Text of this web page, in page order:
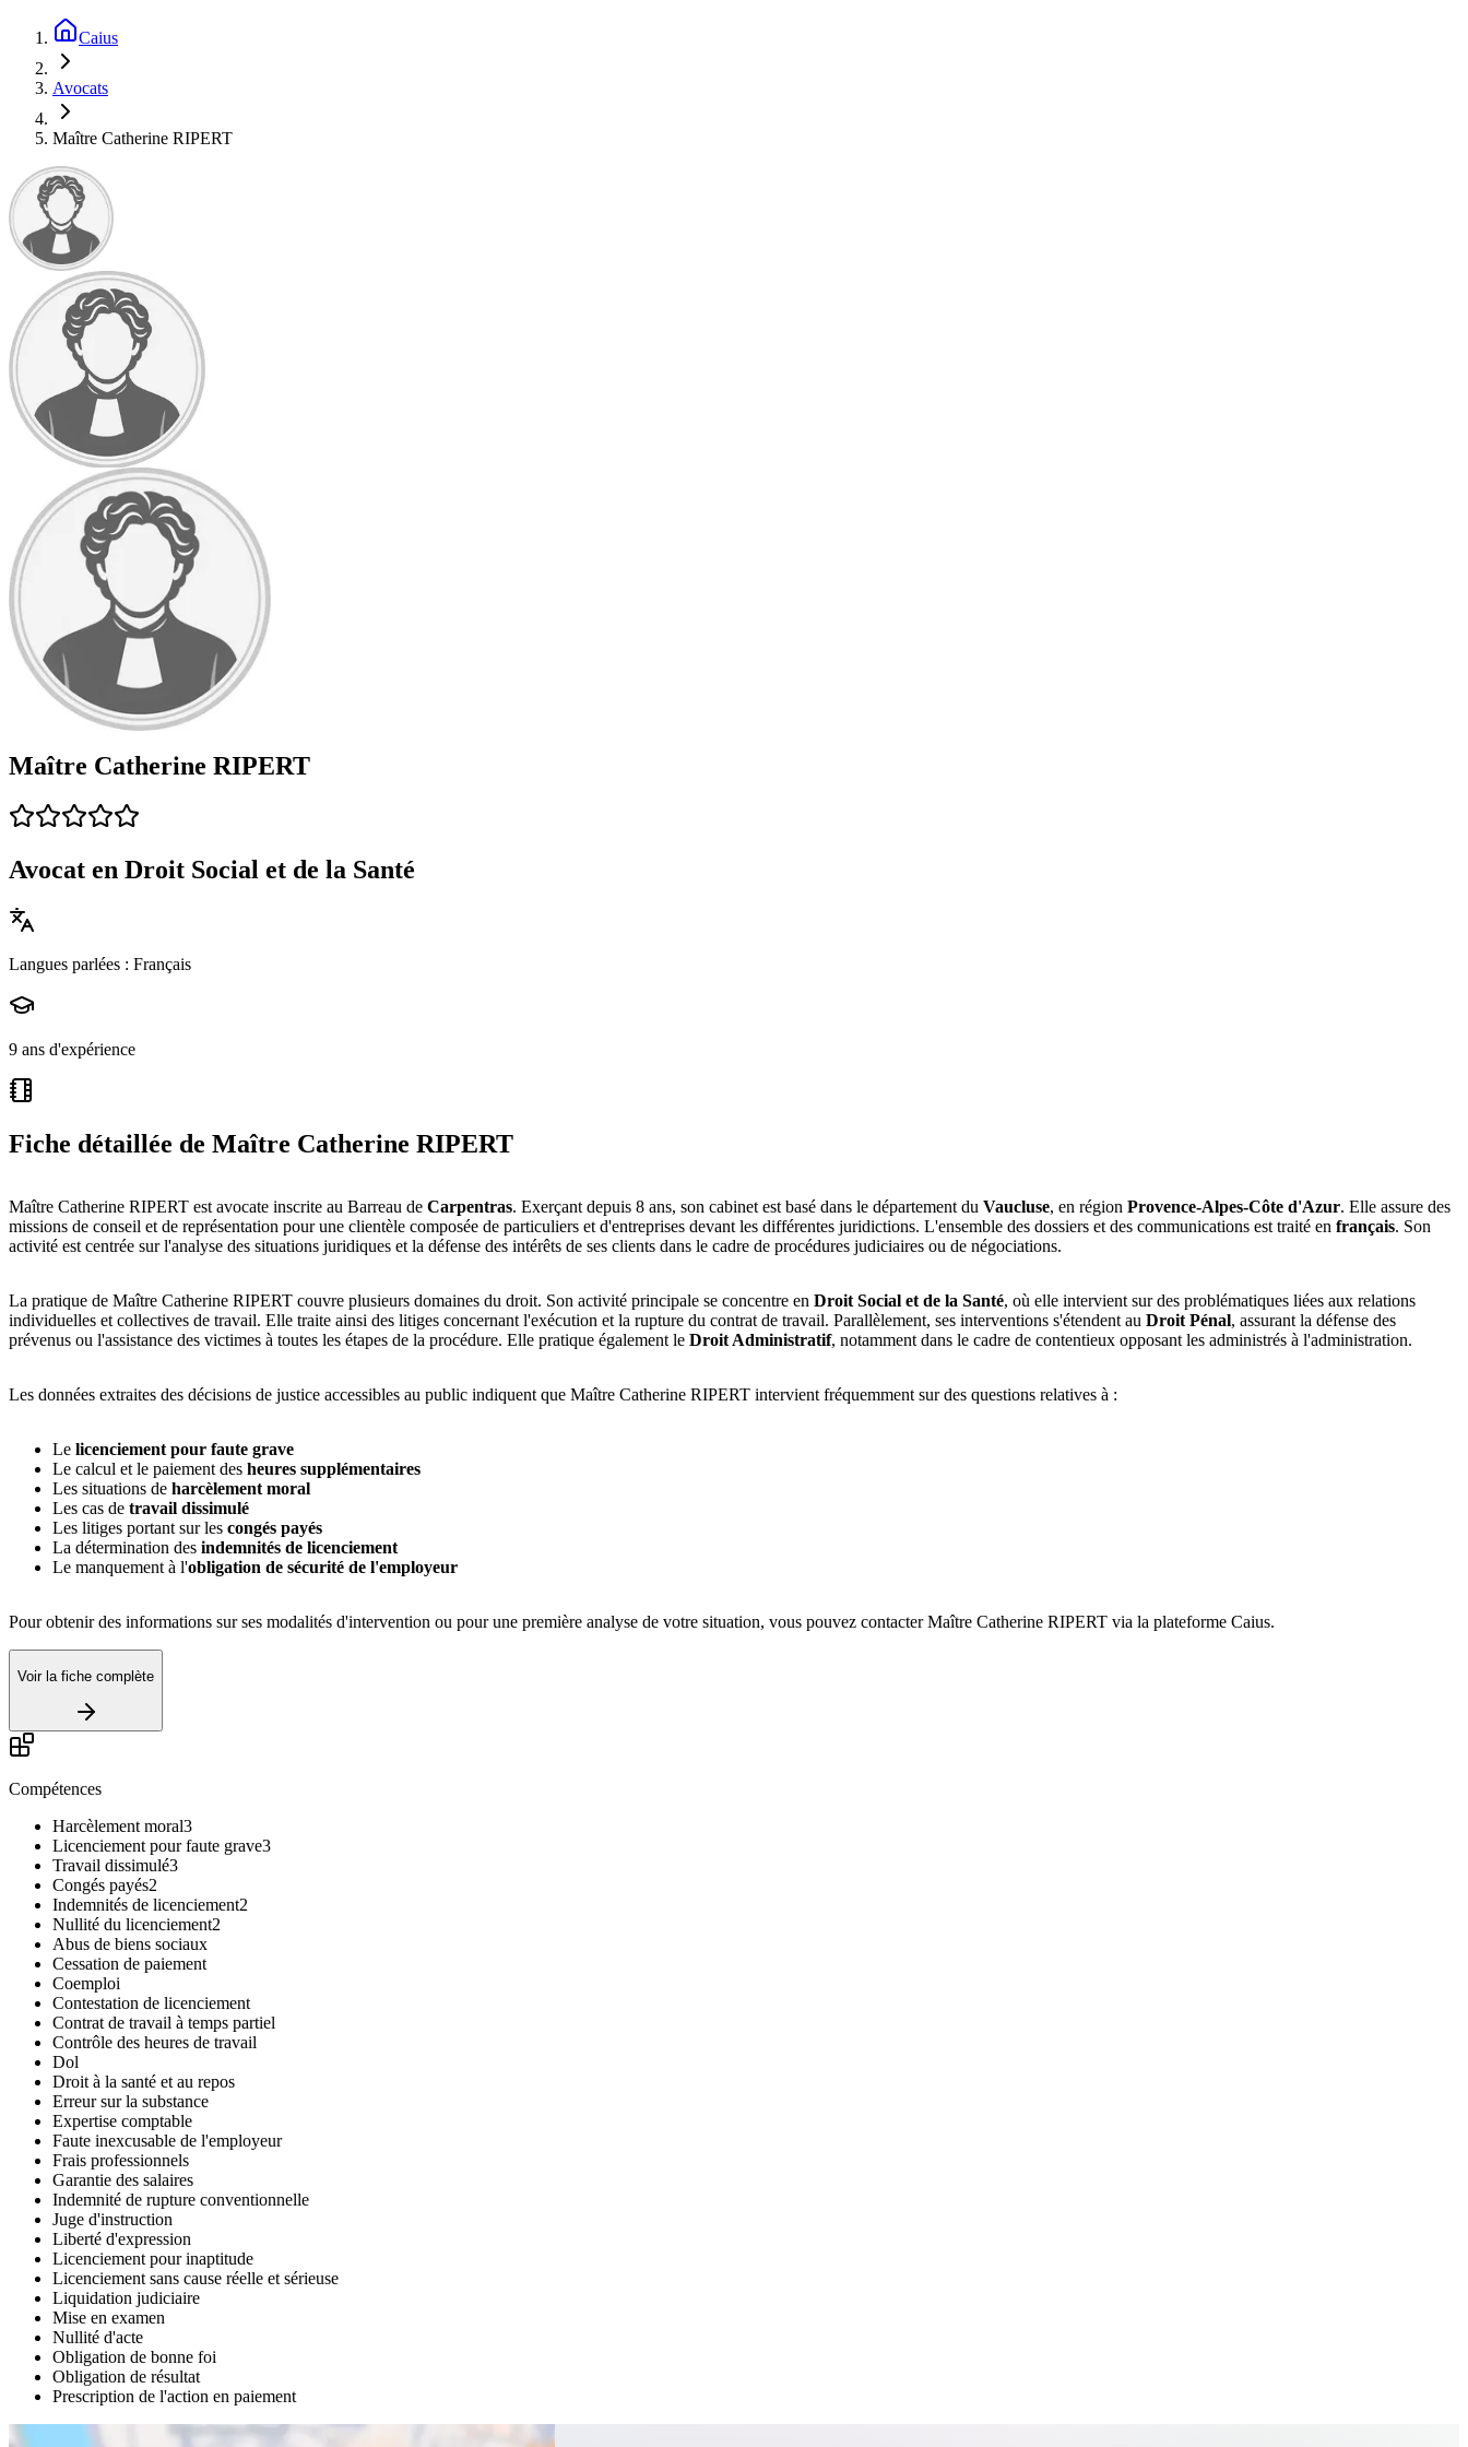
Caius
Avocats
Maître Catherine RIPERT
Maître Catherine RIPERT
Avocat en Droit Social et de la Santé
Langues parlées : Français
9 ans d'expérience
Fiche détaillée de Maître Catherine RIPERT
Maître Catherine RIPERT est avocate inscrite au Barreau de Carpentras. Exerçant depuis 8 ans, son cabinet est basé dans le département du Vaucluse, en région Provence-Alpes-Côte d'Azur. Elle assure des
missions de conseil et de représentation pour une clientèle composée de particuliers et d'entreprises devant les différentes juridictions. L'ensemble des dossiers et des communications est traité en français. Son
activité est centrée sur l'analyse des situations juridiques et la défense des intérêts de ses clients dans le cadre de procédures judiciaires ou de négociations.
La pratique de Maître Catherine RIPERT couvre plusieurs domaines du droit. Son activité principale se concentre en Droit Social et de la Santé, où elle intervient sur des problématiques liées aux relations
individuelles et collectives de travail. Elle traite ainsi des litiges concernant l'exécution et la rupture du contrat de travail. Parallèlement, ses interventions s'étendent au Droit Pénal, assurant la défense des
prévenus ou l'assistance des victimes à toutes les étapes de la procédure. Elle pratique également le Droit Administratif, notamment dans le cadre de contentieux opposant les administrés à l'administration.
Les données extraites des décisions de justice accessibles au public indiquent que Maître Catherine RIPERT intervient fréquemment sur des questions relatives à :
Le licenciement pour faute grave
Le calcul et le paiement des heures supplémentaires
Les situations de harcèlement moral
Les cas de travail dissimulé
Les litiges portant sur les congés payés
La détermination des indemnités de licenciement
Le manquement à l'obligation de sécurité de l'employeur
Pour obtenir des informations sur ses modalités d'intervention ou pour une première analyse de votre situation, vous pouvez contacter Maître Catherine RIPERT via la plateforme Caius.
Voir la fiche complète
Compétences
Harcèlement moral3
Licenciement pour faute grave3
Travail dissimulé3
Congés payés2
Indemnités de licenciement2
Nullité du licenciement2
Abus de biens sociaux
Cessation de paiement
Coemploi
Contestation de licenciement
Contrat de travail à temps partiel
Contrôle des heures de travail
Dol
Droit à la santé et au repos
Erreur sur la substance
Expertise comptable
Faute inexcusable de l'employeur
Frais professionnels
Garantie des salaires
Indemnité de rupture conventionnelle
Juge d'instruction
Liberté d'expression
Licenciement pour inaptitude
Licenciement sans cause réelle et sérieuse
Liquidation judiciaire
Mise en examen
Nullité d'acte
Obligation de bonne foi
Obligation de résultat
Prescription de l'action en paiement